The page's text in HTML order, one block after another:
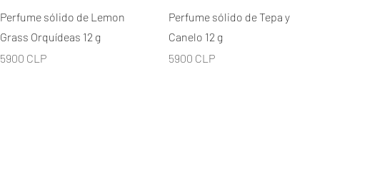
Vista rápida
Perfume sólido de Lemon
Grass Orquídeas 12 g
Precio
5900 CLP
Vista rápida
Perfume sólido de Tepa y
Canelo 12 g
Precio
5900 CLP